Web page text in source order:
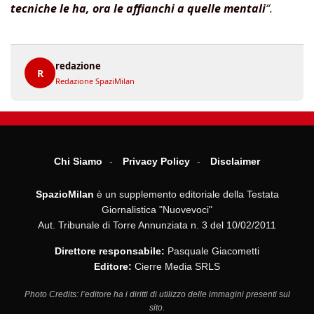
tecniche le ha, ora le affianchi a quelle mentali“.
R
redazione
Redazione SpaziMilan
Chi Siamo Privacy Policy Disclaimer
SpazioMilan è un supplemento editoriale della Testata
Giornalistica "Nuovevoci"
Aut. Tribunale di Torre Annunziata n. 3 del 10/02/2011
Direttore responsabile: Pasquale Giacometti
Editore: Cierre Media SRLS
Photo Credits: l’editore ha i diritti di utilizzo delle immagini presenti sul
sito.